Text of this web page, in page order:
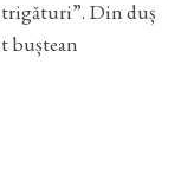
Din duș
buștean